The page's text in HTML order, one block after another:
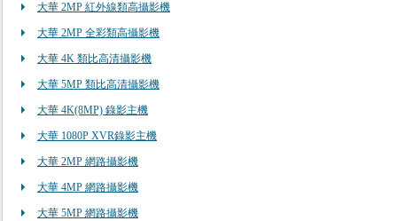
大華 2MP 紅外線類高攝影機
大華 2MP 全彩類高攝影機
大華 4K 類比高清攝影機
大華 5MP 類比高清攝影機
大華 4K(8MP) 錄影主機
大華 1080P XVR錄影主機
大華 2MP 網路攝影機
大華 4MP 網路攝影機
大華 5MP 網路攝影機